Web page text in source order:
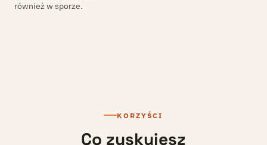
również w sporze.
KORZYŚCI
Co zyskujesz